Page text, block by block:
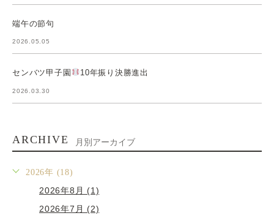
端午の節句
2026.05.05
センバツ甲子園 10年振り決勝進出
2026.03.30
ARCHIVE 月別アーカイブ
2026年 (18)
2026年8月 (1)
2026年7月 (2)